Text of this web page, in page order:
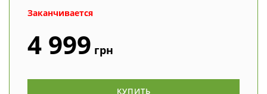
Заканчивается
4 999 грн
КУПИТЬ